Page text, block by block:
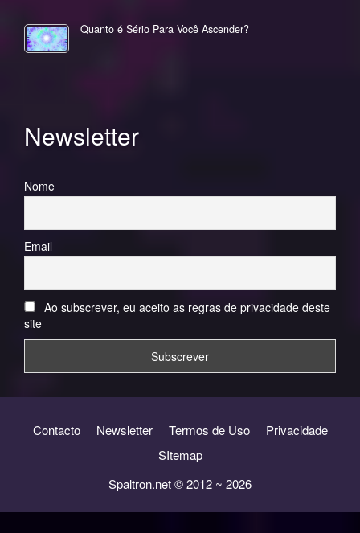
Quanto é Sério Para Você Ascender?
Newsletter
Nome
Email
Ao subscrever, eu aceito as regras de privacidade deste
site
Contacto Newsletter Termos de Uso
Privacidade
SItemap
Spaltron.net © 2012 ~ 2026